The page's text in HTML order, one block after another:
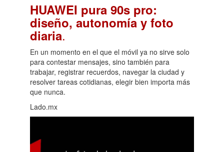
HUAWEI pura 90s pro:
diseño, autonomía y foto
diaria.
En un momento en el que el móvil ya no sirve solo
para contestar mensajes, sino también para
trabajar, registrar recuerdos, navegar la ciudad y
resolver tareas cotidianas, elegir bien importa más
que nunca.
Lado.mx